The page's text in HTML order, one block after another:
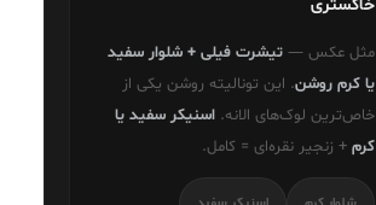
خاکستری
مثل عکس — تیشرت فیلی + شلوار سفید
یا کرم روشن. این تونالیته روشن یکی از
خاص‌ترین لوک‌های الانه. اسنیکر سفید یا
کرم + زنجیر نقره‌ای = کامل.